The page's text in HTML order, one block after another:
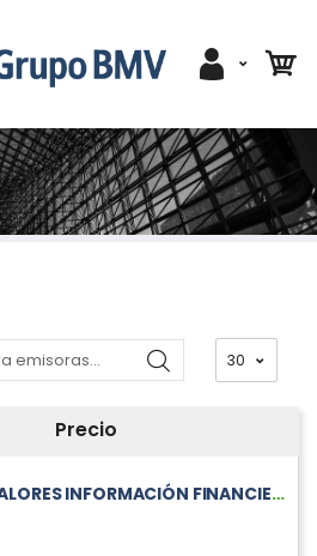
Precio
BOLSA MEXICANA DE VALORES INFORMACIÓN FINANCIERA TRIMESTRAL DE VESTA